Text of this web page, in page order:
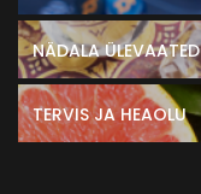
NÄDALA ÜLEVAATED
TERVIS JA HEAOLU